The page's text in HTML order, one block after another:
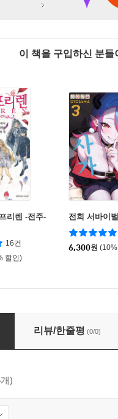
이 책을 구입하신 분
리렌 -전주-
16건
할인)
전희 서바이
6,300원
리뷰/한줄평 (0/0)
)